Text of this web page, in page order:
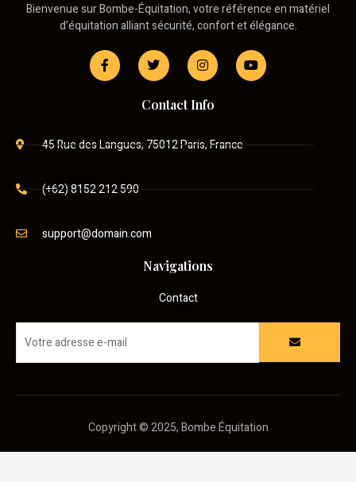
Bienvenue sur Bombe-Équitation, votre référence en matériel
d’équitation alliant sécurité, confort et élégance.
Contact Info
45 Rue des Langues, 75012 Paris, France
(+62) 8152 212 590
support@domain.com
Navigations
Contact
Copyright © 2025, Bombe Équitation